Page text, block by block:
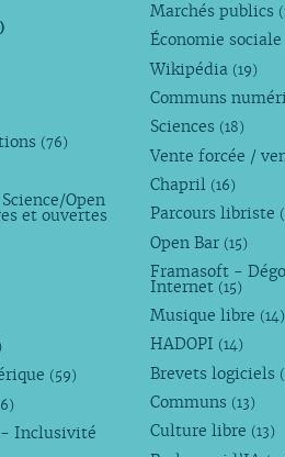
(76)
Open
et ouvertes
(59)
- Inclusivité
Marchés publics
Économie
Wikipédia (19)
Communs
Sciences (18)
Vente forcée /
Chapril (16)
Parcours libriste
Open Bar (15)
Framasoft -
Internet (15)
Musique libre (14)
HADOPI (14)
Brevets logiciels
Communs (13)
Culture libre (13)